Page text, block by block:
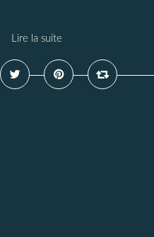
Lire la suite